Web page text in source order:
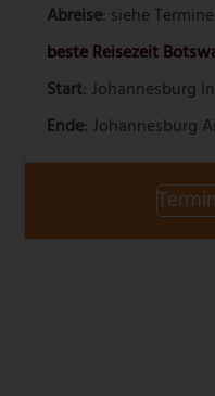
Abreise: siehe Termine
beste Reisezeit
Start: Johannesburg
Ende: Johannesburg